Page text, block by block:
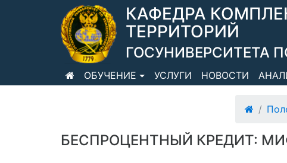
КАФЕДРА
ТЕРРИТОРИЙ
ГОСУНИВЕРСИТЕТА
ОБУЧЕНИЕ УСЛУГИ НОВОСТИ
БЕСПРОЦЕНТНЫЙ КРЕДИТ: